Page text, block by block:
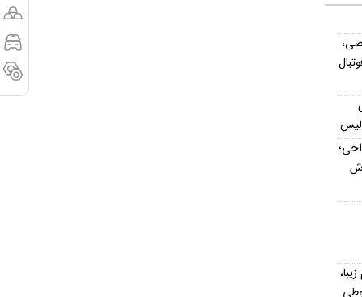
۳۰۰ اسم زیبا،